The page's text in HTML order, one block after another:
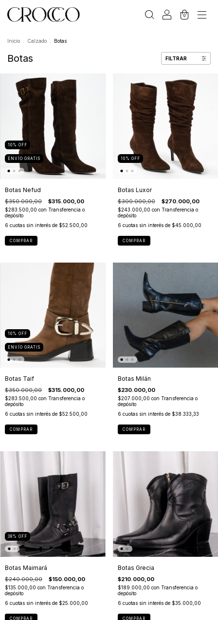
0
Inicio Calzado Botas
Botas FILTRAR
10 % OFF
ENVÍO GRATIS
Botas Nefud
$350.000,00 $315.000,00
$283.500,00 con Transferencia o
depósito
6 cuotas sin interés de $52.500,00
COMPRAR
10 % OFF
Botas Luxor
$300.000,00 $270.000,00
$243.000,00 con Transferencia o
depósito
6 cuotas sin interés de $45.000,00
COMPRAR
10 % OFF
ENVÍO GRATIS
Botas Taif
$350.000,00 $315.000,00
$283.500,00 con Transferencia o
depósito
6 cuotas sin interés de $52.500,00
COMPRAR
Botas Milán
$230.000,00
$207.000,00 con Transferencia o
depósito
6 cuotas sin interés de $38.333,33
COMPRAR
38 % OFF
Botas Maimará
$240.000,00 $150.000,00
$135.000,00 con Transferencia o
depósito
6 cuotas sin interés de $25.000,00
COMPRAR
Botas Grecia
$210.000,00
$189.000,00 con Transferencia o
depósito
6 cuotas sin interés de $35.000,00
COMPRAR